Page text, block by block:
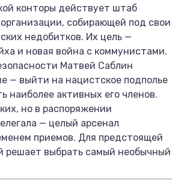
конторы действует штаб
собирающей под свои
недобитков. Их цель —
и новая война с коммунистами.
Матвей Саблин
— выйти на нацистское подполье
наиболее активных его членов.
но в распоряжении
— целый арсенал
приемов. Для предстоящей
решает выбрать самый необычный